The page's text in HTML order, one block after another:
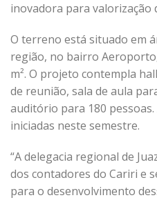
inovadora para valorização
O terreno está situado em
região, no bairro
m². O projeto contempla
de reunião, sala de aula
auditório para 180
iniciadas neste semestre.
“A delegacia regional de
dos contadores do Cariri e
para o desenvolvimento